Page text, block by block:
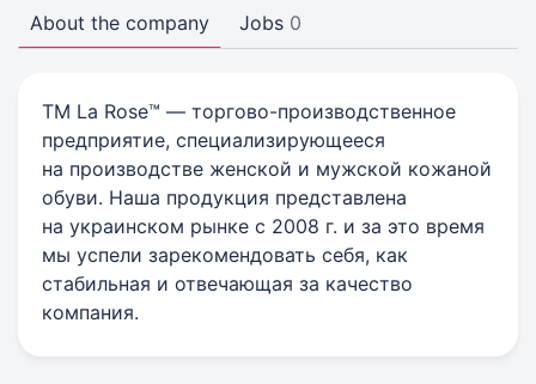
About the company Jobs 0
ТМ La Rose™ — торгово-производственное
предприятие, специализирующееся
на производстве женской и мужской кожаной
обуви. Наша продукция представлена
на украинском рынке с 2008 г. и за это время
мы успели зарекомендовать себя, как
стабильная и отвечающая за качество
компания.